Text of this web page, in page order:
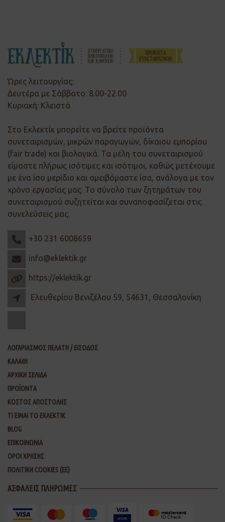
Ώρες λειτουργίας:
Δευτέρα με Σάββατο: 8.00-22.00
Κυριακή: Κλειστά
Στο Εκλεκτίκ μπορείτε να βρείτε προϊόντα
συνεταιρισμών, μικρών παραγωγών, δίκαιου εμπορίου
(fair trade) και βιολογικά. Τα μέλη του συνεταιρισμού
είμαστε πλήρως ισότιμες και ισότιμοι, καθώς μετέχουμε
με ένα ίσο μερίδιο και αμειβόμαστε ίσα, ανάλογα με τον
χρόνο εργασίας μας. Το σύνολο των ζητημάτων του
συνεταιρισμού συζητείται και συναποφασίζεται στις
συνελεύσεις μας.
+30 231 6008659
info@eklektik.gr
https://eklektik.gr
Ελευθερίου Βενιζέλου 59, 54631, Θεσσαλονίκη
ΛΟΓΑΡΙΑΣΜΟΣ ΠΕΛΑΤΗ / ΕΙΣΟΔΟΣ
ΚΑΛΑΘΙ
ΑΡΧΙΚΗ ΣΕΛΙΔΑ
ΠΡΟΪΟΝΤΑ
ΚΟΣΤΟΣ ΑΠΟΣΤΟΛΗΣ
ΤΙ ΕΙΝΑΙ ΤΟ ΕΚΛΕΚΤΙΚ
BLOG
ΕΠΙΚΟΙΝΩΝΙΑ
ΟΡΟΙ ΧΡΗΣΗΣ
ΠΟΛΙΤΙΚΗ COOKIES (ΕΕ)
ΑΣΦΑΛΕΙΣ ΠΛΗΡΩΜΕΣ